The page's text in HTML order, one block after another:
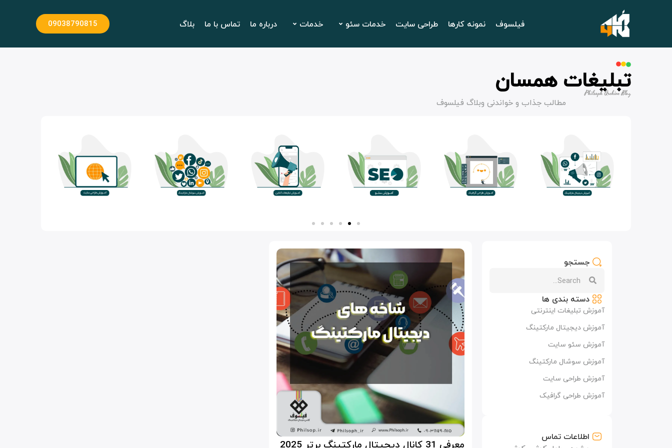
فیلسوف نمونه کارها طراحی سایت خدمات سئو خدمات درباره ما تماس با ما بلاگ 09038790815
تبلیغات همسان
Philsoph Archive Blog
مطالب جذاب و خواندنی وبلاگ فیلسوف
معرفی 31 کانال دیجیتال مارکتینگ برتر 2025
جستجو
دسته بندی ها
آموزش تبلیغات اینترنتی
آموزش دیجیتال مارکتینگ
آموزش سئو سایت
آموزش سوشال مارکتینگ
آموزش طراحی سایت
آموزش طراحی گرافیک
اطلاعات تماس